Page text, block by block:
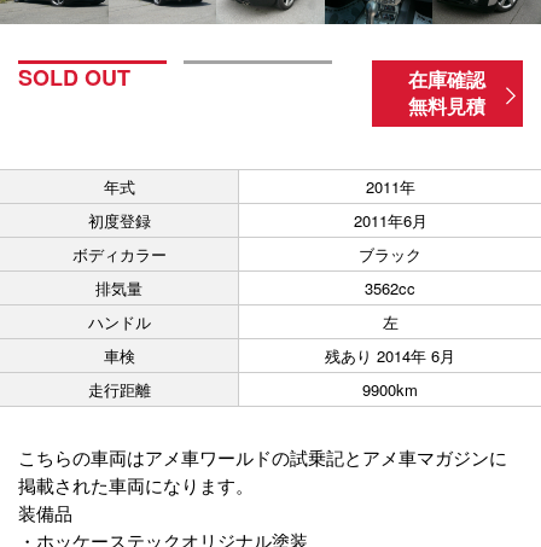
SOLD OUT
在庫確認
無料見積
年式
2011年
初度登録
2011年6月
ボディカラー
ブラック
排気量
3562cc
ハンドル
左
車検
残あり 2014年 6月
走行距離
9900km
こちらの車両はアメ車ワールドの試乗記とアメ車マガジンに
掲載された車両になります。
装備品
・ホッケーステックオリジナル塗装